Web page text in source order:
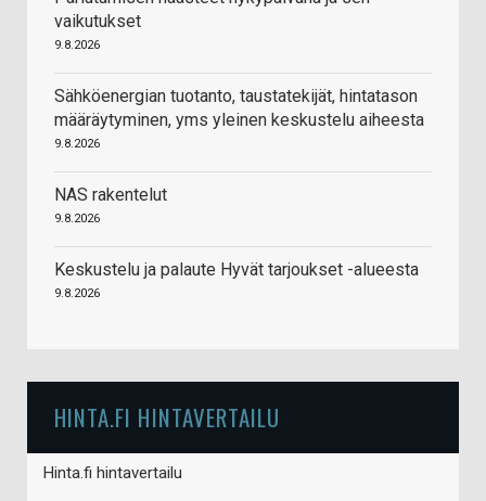
vaikutukset
9.8.2026
Sähköenergian tuotanto, taustatekijät, hintatason
määräytyminen, yms yleinen keskustelu aiheesta
9.8.2026
NAS rakentelut
9.8.2026
Keskustelu ja palaute Hyvät tarjoukset -alueesta
9.8.2026
HINTA.FI HINTAVERTAILU
Hinta.fi hintavertailu